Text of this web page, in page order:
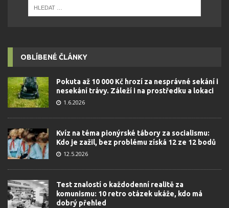
OBLÍBENÉ ČLÁNKY
Pokuta až 10 000 Kč hrozí za nesprávné sekání i
nesekání trávy. Záleží i na prostředku a lokaci
1.6.2026
Kvíz na téma pionýrské tábory za socialismu:
Kdo je zažil, bez problému získá 12 ze 12 bodů
12.5.2026
Test znalostí o každodenní realitě za
komunismu: 10 retro otázek ukáže, kdo má
dobrý přehled